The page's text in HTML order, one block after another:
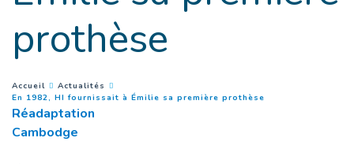
prothèse
You are here :
Accueil
Actualités
En 1982, HI fournissait à Émilie sa première prothèse
Réadaptation
Cambodge